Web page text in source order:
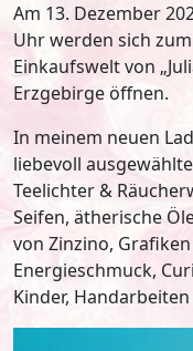
Am 13. Dezember
Uhr werden sich
Einkaufswelt von
Erzgebirge öffnen.
In meinem neuen
liebevoll
Teelichter &
Seifen, ätherische
von Zinzino,
Energieschmuck,
Kinder,